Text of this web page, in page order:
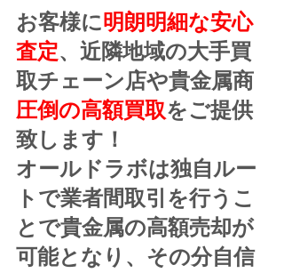
お客様に明朗明細な安心
査定、近隣地域の大手買
取チェーン店や貴金属商
圧倒の高額買取をご提供
致します！
オールドラボは独自ルー
トで業者間取引を行うこ
とで貴金属の高額売却が
可能となり、その分自信